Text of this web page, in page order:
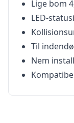
Lige bom
LED-
Til
Nem